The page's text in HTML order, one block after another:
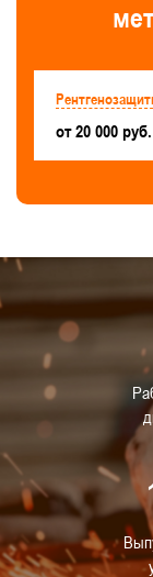
от 20 000 руб.